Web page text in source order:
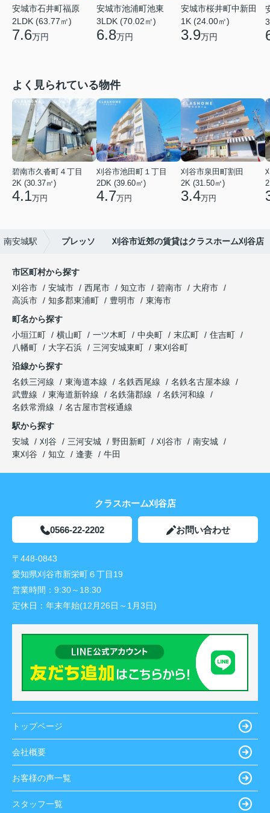
安城市石井町福原
2LDK (63.77㎡)
7.6万円
安城市池浦町池東
3LDK (70.02㎡)
6.8万円
安城市桜井町中新田
1K (24.00㎡)
3.9万円
よく見られている物件
碧南市久沓町４丁目
2K (30.37㎡)
4.1万円
刈谷市池田町１丁目
2DK (39.60㎡)
4.7万円
刈谷市泉田町割田
2K (31.50㎡)
3.4万円
南安城駅 プレッソ 刈谷市近郊の賃貸はクラスホーム刈谷店
市区町村から探す
刈谷市
安城市 西尾市 知立市 碧南市
大府市
高浜市
知多郡東浦町 豊明市
東海市
町名から探す
小垣江町
横山町 一ツ木町 中央町 末広町
住吉町
八幡町
大字石浜 三河安城東町
東刈谷町
沿線から探す
名鉄三河線
東海道本線 名鉄西尾線
名鉄名古屋本線
武豊線
東海道新幹線 名鉄蒲郡線
名鉄河和線
名鉄常滑線
名古屋市営桜通線
駅から探す
安城
刈谷 三河安城 野田新町 刈谷市
南安城
東刈谷
知立 逢妻 牛田
クラスホーム刈谷店
0566-22-2202 お問い合わせ
〒448-0843
愛知県刈谷市新栄町６丁目19
営業時間： 9:30～18:30
定休日： 年末年始(12月26日～1月3日)
トップページ
会社概要
お客様の声一覧
スタッフ一覧